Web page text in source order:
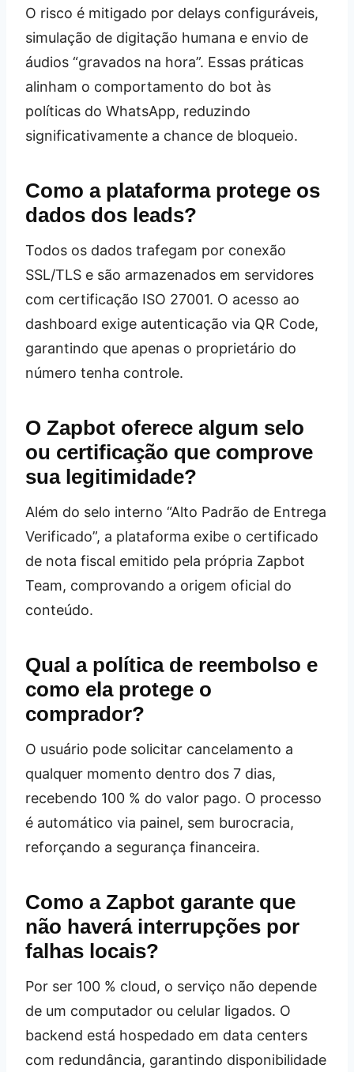
O risco é mitigado por delays configuráveis,
simulação de digitação humana e envio de
áudios “gravados na hora”. Essas práticas
alinham o comportamento do bot às
políticas do WhatsApp, reduzindo
significativamente a chance de bloqueio.
Como a plataforma protege os
dados dos leads?
Todos os dados trafegam por conexão
SSL/TLS e são armazenados em servidores
com certificação ISO 27001. O acesso ao
dashboard exige autenticação via QR Code,
garantindo que apenas o proprietário do
número tenha controle.
O Zapbot oferece algum selo
ou certificação que comprove
sua legitimidade?
Além do selo interno “Alto Padrão de Entrega
Verificado”, a plataforma exibe o certificado
de nota fiscal emitido pela própria Zapbot
Team, comprovando a origem oficial do
conteúdo.
Qual a política de reembolso e
como ela protege o
comprador?
O usuário pode solicitar cancelamento a
qualquer momento dentro dos 7 dias,
recebendo 100 % do valor pago. O processo
é automático via painel, sem burocracia,
reforçando a segurança financeira.
Como a Zapbot garante que
não haverá interrupções por
falhas locais?
Por ser 100 % cloud, o serviço não depende
de um computador ou celular ligados. O
backend está hospedado em data centers
com redundância, garantindo disponibilidade